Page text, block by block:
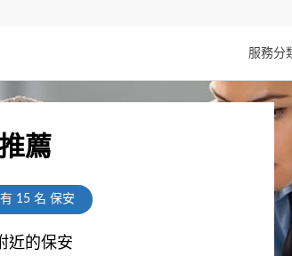
服務分
薦
15名 保安
近的保安